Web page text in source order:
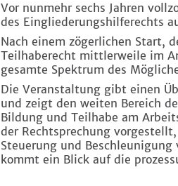
Vor nunmehr sechs Jahren
des Eingliederungshilferechts
Nach einem zögerlichen Start,
Teilhaberecht mittlerweile im
gesamte Spektrum des
Die Veranstaltung gibt einen
und zeigt den weiten Bereich
Bildung und Teilhabe am
der Rechtsprechung
Steuerung und
kommt ein Blick auf die